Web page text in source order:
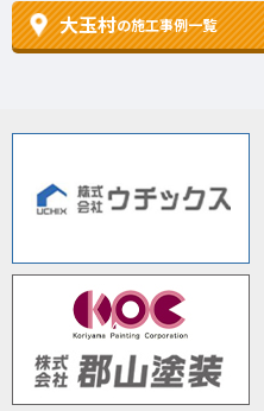
大玉村の施工事例一覧